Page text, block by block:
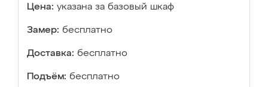
Цена: указана за базовый шкаф
Замер: бесплатно
Доставка: бесплатно
Подъём: бесплатно